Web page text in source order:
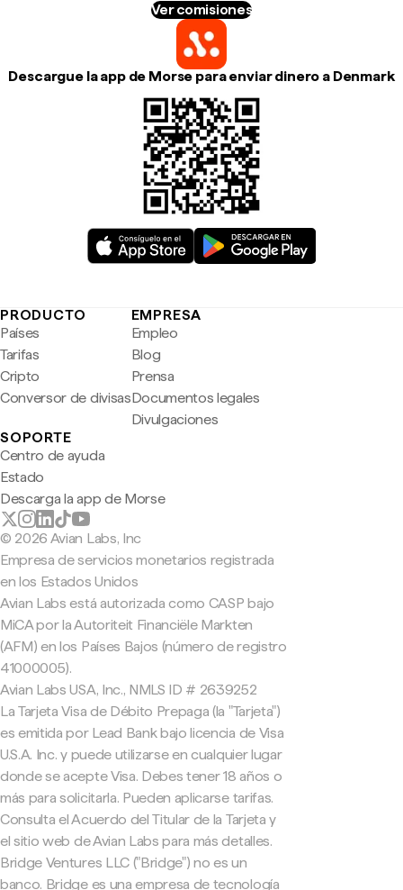
Ver comisiones
Descargue la app de Morse para enviar dinero a Denmark
PRODUCTO
Países
Tarifas
Cripto
Conversor de divisas
EMPRESA
Empleo
Blog
Prensa
Documentos legales
Divulgaciones
SOPORTE
Centro de ayuda
Estado
Descarga la app de Morse
© 2026 Avian Labs, Inc
Empresa de servicios monetarios registrada
en los Estados Unidos
Avian Labs está autorizada como CASP bajo
MiCA por la Autoriteit Financiële Markten
(AFM) en los Países Bajos (número de registro
41000005).
Avian Labs USA, Inc., NMLS ID # 2639252
La Tarjeta Visa de Débito Prepaga (la "Tarjeta")
es emitida por Lead Bank bajo licencia de Visa
U.S.A. Inc. y puede utilizarse en cualquier lugar
donde se acepte Visa. Debes tener 18 años o
más para solicitarla. Pueden aplicarse tarifas.
Consulta el Acuerdo del Titular de la Tarjeta y
el sitio web de Avian Labs para más detalles.
Bridge Ventures LLC ("Bridge") no es un
banco. Bridge es una empresa de tecnología